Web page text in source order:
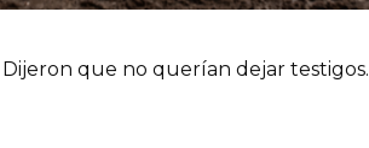
que no querían dejar testigos.